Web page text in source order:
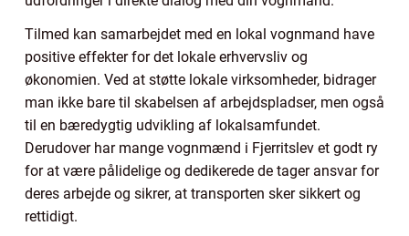
Tilmed kan samarbejdet med en lokal vognmand have
positive effekter for det lokale erhvervsliv og
økonomien. Ved at støtte lokale virksomheder, bidrager
man ikke bare til skabelsen af arbejdspladser, men også
til en bæredygtig udvikling af lokalsamfundet.
Derudover har mange vognmænd i Fjerritslev et godt ry
for at være pålidelige og dedikerede de tager ansvar for
deres arbejde og sikrer, at transporten sker sikkert og
rettidigt.